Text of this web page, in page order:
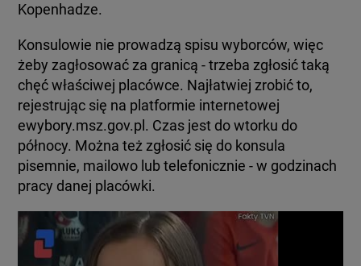
Kopenhadze.
Konsulowie nie prowadzą spisu wyborców, więc
żeby zagłosować za granicą - trzeba zgłosić taką
chęć właściwej placówce. Najłatwiej zrobić to,
rejestrując się na platformie internetowej
ewybory.msz.gov.pl. Czas jest do wtorku do
północy. Można też zgłosić się do konsula
pisemnie, mailowo lub telefonicznie - w godzinach
pracy danej placówki.